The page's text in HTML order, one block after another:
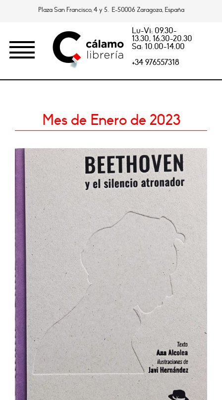
Plaza San Francisco, 4 y 5. E-50006 Zaragoza, España
Lu-Vi: 09.30-
13.30, 16.30-20.30
Sa: 10.00-14.00
+34 976557318
Mes de Enero de 2023